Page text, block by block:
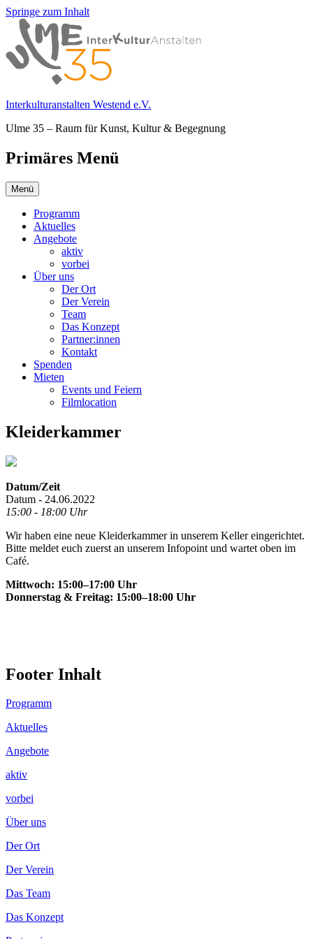
Springe zum Inhalt
Interkulturanstalten Westend e.V.
Ulme 35 – Raum für Kunst, Kultur & Begegnung
Primäres Menü
Menü
Programm
Aktuelles
Angebote
aktiv
vorbei
Über uns
Der Ort
Der Verein
Team
Das Konzept
Partner:innen
Kontakt
Spenden
Mieten
Events und Feiern
Filmlocation
Kleiderkammer
Datum/Zeit
Datum - 24.06.2022
15:00 - 18:00 Uhr
Wir haben eine neue Kleiderkammer in unserem Keller eingerichtet.
Bitte meldet euch zuerst an unserem Infopoint und wartet oben im
Café.
Mittwoch: 15:00–17:00 Uhr
Donnerstag & Freitag: 15:00–18:00 Uhr
Footer Inhalt
Programm
Aktuelles
Angebote
aktiv
vorbei
Über uns
Der Ort
Der Verein
Das Team
Das Konzept